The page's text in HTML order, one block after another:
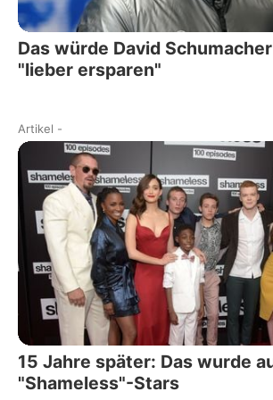
Das würde David
"lieber ersparen"
Artikel -
15 Jahre später: Das wurde
"Shameless"-Stars